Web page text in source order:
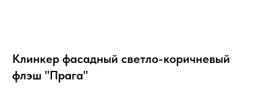
Клинкер фасадный светло-коричневый
флэш "Прага"